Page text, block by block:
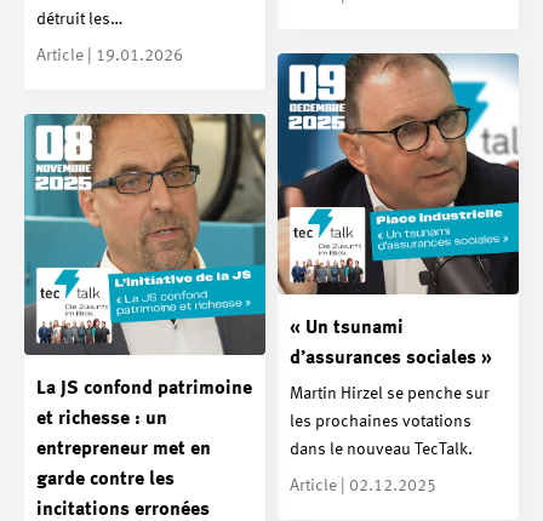
détruit les…
Article | 19.01.2026
« Un tsunami
d’assurances sociales »
Martin Hirzel se penche sur
les prochaines votations
dans le nouveau TecTalk.
Article | 02.12.2025
La JS confond patrimoine
et richesse : un
entrepreneur met en
garde contre les
incitations erronées